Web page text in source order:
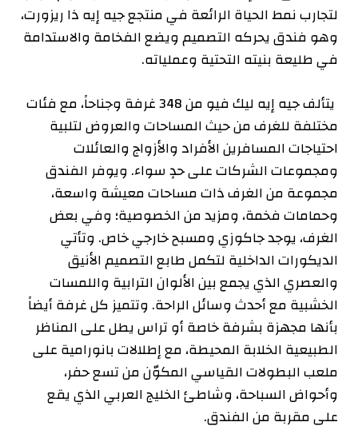
لتجارب نمط الحياة الرائعة في منتجع جيه إيه ذا ريزورت،
وهو فندق يحركه التصميم ويضع الفخامة والاستدامة
في طليعة بنيته التحتية وعملياته.
يتألف جيه إيه ليك فيو من 348 غرفة وجناحاً، مع فئات
مختلفة للغرف من حيث المساحات والعروض لتلبية
احتياجات المسافرين الأفراد والأزواج والعائلات
ومجموعات الشركات على حدٍ سواء. ويوفر الفندق
مجموعة من الغرف ذات مساحات معيشة واسعة،
وحمامات فخمة، ومزيد من الخصوصية؛ وفي بعض
الغرف، يوجد جاكوزي ومسبح خارجي خاص. وتأتي
الديكورات الداخلية لتكمل طابع التصميم الأنيق
والعصري الذي يجمع بين الألوان الترابية واللمسات
الخشبية مع أحدث وسائل الراحة. وتتميز كل غرفة أيضاً
بأنها مجهزة بشرفة خاصة أو تراس يطل على المناظر
الطبيعية الخلابة المحيطة، مع إطلالات بانورامية على
ملعب البطولات القياسي المكوّن من تسع حفر،
وأحواض السباحة، وشاطئ الخليج العربي الذي يقع
على مقربة من الفندق.